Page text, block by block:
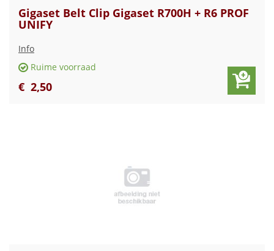
Gigaset Belt Clip Gigaset R700H + R6 PROF
UNIFY
Info
Ruime voorraad
€ 2,50